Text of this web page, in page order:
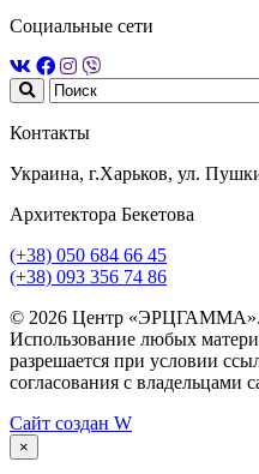
Социальные сети
Контакты
Украина, г.Харьков, ул.
Архитектора Бекетова
(+38) 050 684 66 45
(+38) 093 356 74 86
© 2026 Центр «ЭРЦГАММА».
Использование любых
разрешается при условии
согласования с владельцами
Сайт создан W
×